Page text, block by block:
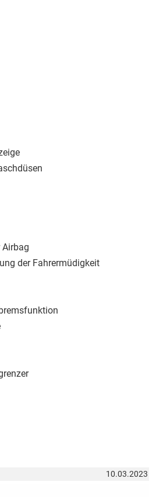
Airbag
der Fahrermüdigkeit
10.03.2023